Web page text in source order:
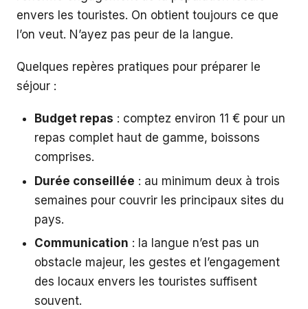
envers les touristes. On obtient toujours ce que
l’on veut. N’ayez pas peur de la langue.
Quelques repères pratiques pour préparer le
séjour :
Budget repas : comptez environ 11 € pour un
repas complet haut de gamme, boissons
comprises.
Durée conseillée : au minimum deux à trois
semaines pour couvrir les principaux sites du
pays.
Communication : la langue n’est pas un
obstacle majeur, les gestes et l’engagement
des locaux envers les touristes suffisent
souvent.